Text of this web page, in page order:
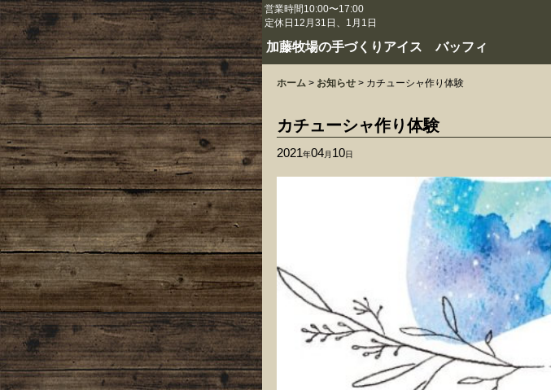
営業時間10:00〜17:00
定休日12月31日、1月1日
加藤牧場の手づくりアイス バッフィ
ホーム > お知らせ > カチューシャ作り体験
カチューシャ作り体験
2021年04月 10日